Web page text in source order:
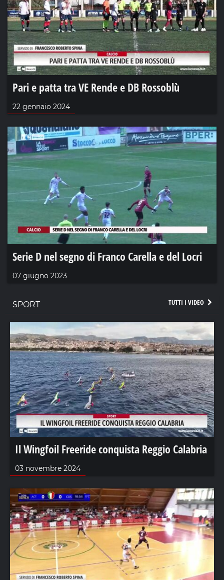
Pari e patta tra VE Rende e DB Rossoblù
22 gennaio 2024
Serie D nel segno di Franco Carella e del Locri
07 giugno 2023
TUTTI I VIDEO
SPORT
Il Wingfoil Freeride conquista Reggio Calabria
03 novembre 2024